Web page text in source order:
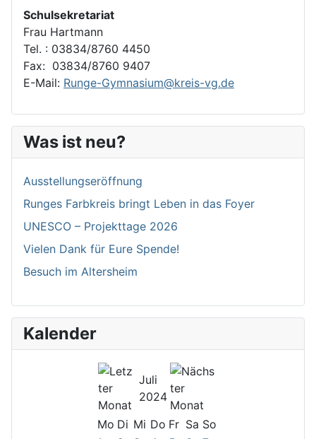
Schulsekretariat
Frau Hartmann
Tel. : 03834/8760 4450
Fax: 03834/8760 9407
E-Mail: Runge-Gymnasium@kreis-vg.de
Was ist neu?
Ausstellungseröffnung
Runges Farbkreis bringt Leben in das Foyer
UNESCO – Projekttage 2026
Vielen Dank für Eure Spende!
Besuch im Altersheim
Kalender
Juli
2024
Mo Di Mi Do Fr Sa So